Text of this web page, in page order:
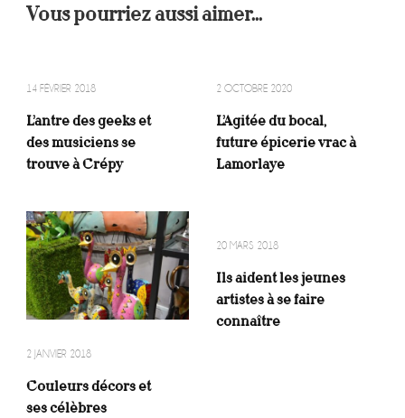
Vous pourriez aussi aimer...
14 FÉVRIER 2018
L’antre des geeks et
des musiciens se
trouve à Crépy
2 OCTOBRE 2020
L’Agitée du bocal,
future épicerie vrac à
Lamorlaye
2 JANVIER 2018
Couleurs décors et
ses célèbres
20 MARS 2018
Ils aident les jeunes
artistes à se faire
connaître